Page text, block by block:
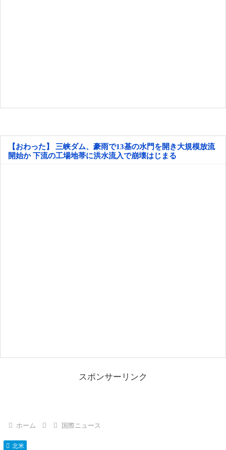
【おわった】 三峡ダム、豪雨で13基の水門を開き大規模放流
開始か 下流の工場地帯に洪水流入で崩壊はじまる
スポンサーリンク
ホーム 国際ニュース
北米